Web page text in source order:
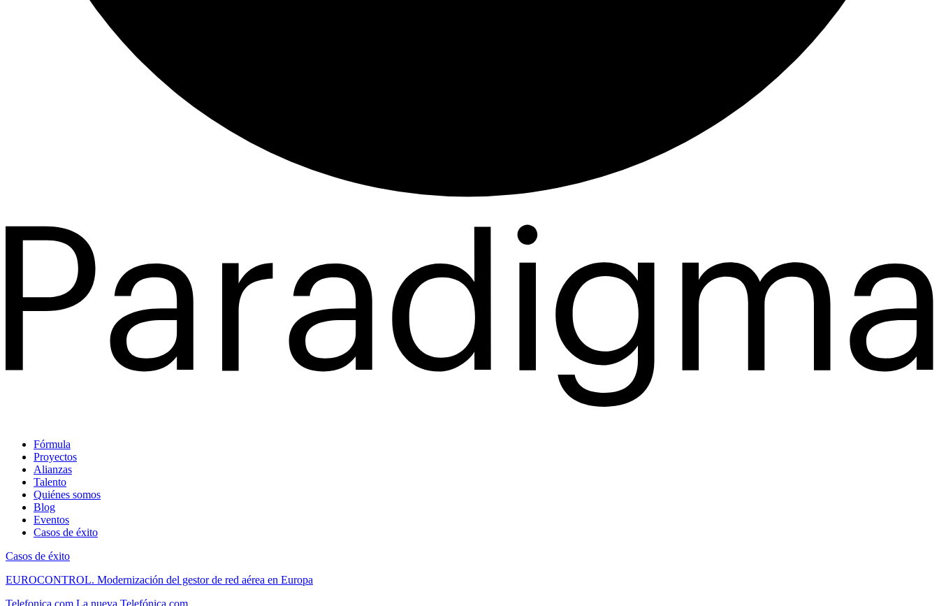
Fórmula
Proyectos
Alianzas
Talento
Quiénes somos
Blog
Eventos
Casos de éxito
Casos de éxito
EUROCONTROL. Modernización del gestor de red aérea en Europa
Telefonica.com La nueva Telefónica.com